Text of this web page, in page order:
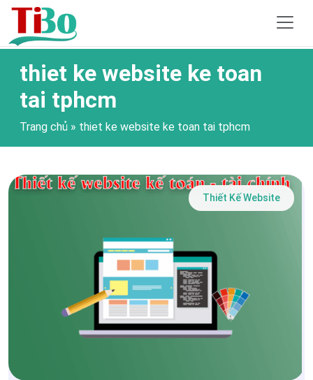
thiet ke website ke toan
tai tphcm
Trang chủ » thiet ke website ke toan tai tphcm
Thiết Kế Website